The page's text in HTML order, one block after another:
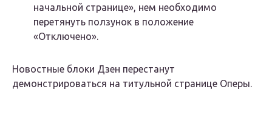
начальной странице», нем необходимо
перетянуть ползунок в положение
«Отключено».
Новостные блоки Дзен перестанут
демонстрироваться на титульной странице Оперы.